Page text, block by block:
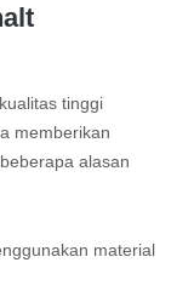
tinggi
memberikan
alasan
material